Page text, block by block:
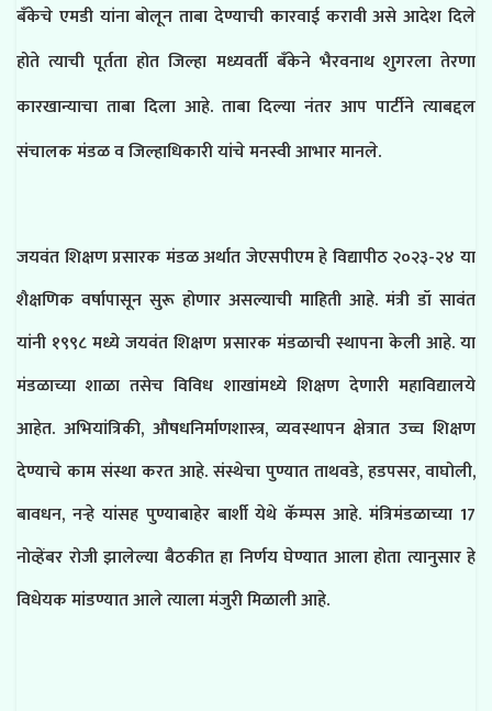
बँकेचे एमडी यांना बोलून ताबा देण्याची कारवाई करावी असे आदेश दिले
होते त्याची पूर्तता होत जिल्हा मध्यवर्ती बँकेने भैरवनाथ शुगरला तेरणा
कारखान्याचा ताबा दिला आहे. ताबा दिल्या नंतर आप पार्टीने त्याबद्दल
संचालक मंडळ व जिल्हाधिकारी यांचे मनस्वी आभार मानले.
जयवंत शिक्षण प्रसारक मंडळ अर्थात जेएसपीएम हे विद्यापीठ २०२३-२४ या
शैक्षणिक वर्षापासून सुरू होणार असल्याची माहिती आहे. मंत्री डॉ सावंत
यांनी १९९८ मध्ये जयवंत शिक्षण प्रसारक मंडळाची स्थापना केली आहे. या
मंडळाच्या शाळा तसेच विविध शाखांमध्ये शिक्षण देणारी महाविद्यालये
आहेत. अभियांत्रिकी, औषधनिर्माणशास्त्र, व्यवस्थापन क्षेत्रात उच्च शिक्षण
देण्याचे काम संस्था करत आहे. संस्थेचा पुण्यात ताथवडे, हडपसर, वाघोली,
बावधन, नऱ्हे यांसह पुण्याबाहेर बार्शी येथे कॅम्पस आहे. मंत्रिमंडळाच्या 17
नोव्हेंबर रोजी झालेल्या बैठकीत हा निर्णय घेण्यात आला होता त्यानुसार हे
विधेयक मांडण्यात आले त्याला मंजुरी मिळाली आहे.